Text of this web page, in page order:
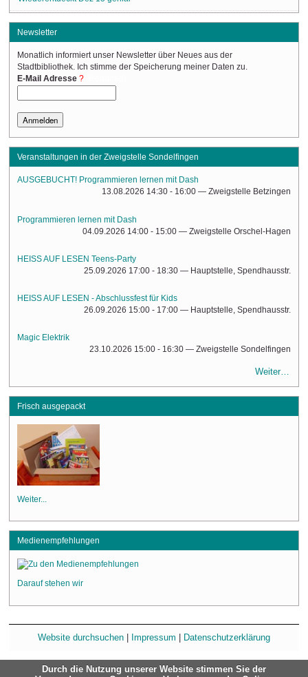
Newsletter
Monatlich informiert unser Newsletter über Neues aus der
Stadtbibliothek. Ich stimme der Speicherung meiner Daten zu.
E-Mail Adresse
Veranstaltungen in der Zweigstelle Sondelfingen
AUSGEBUCHT! Programmieren lernen mit Dash
13.08.2026 14:30 - 16:00 — Zweigstelle Betzingen
Programmieren lernen mit Dash
04.09.2026 14:00 - 15:00 — Zweigstelle Orschel-Hagen
HEISS AUF LESEN Teens-Party
25.09.2026 17:00 - 18:30 — Hauptstelle, Spendhausstr.
HEISS AUF LESEN - Abschlussfest für Kids
26.09.2026 15:00 - 17:00 — Hauptstelle, Spendhausstr.
Magic Elektrik
23.10.2026 15:00 - 16:30 — Zweigstelle Sondelfingen
Weiter…
Frisch ausgepackt
Weiter...
Medienempfehlungen
Darauf stehen wir
Website durchsuchen Impressum Datenschutzerklärung
Durch die Nutzung unserer Website stimmen Sie der